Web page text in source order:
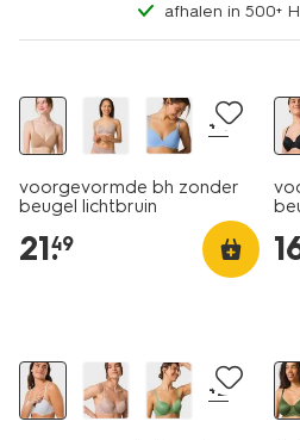
afhalen in 500+
+4
voorgevormde bh zonder
beugel lichtbruin
21.
49
+2